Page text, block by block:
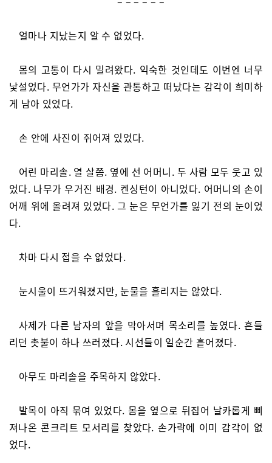
얼마나 지났는지 알 수 없었다.
몸의 고통이 다시 밀려왔다. 익숙한 것인데도 이번엔 너무
낯설었다. 무언가가 자신을 관통하고 떠났다는 감각이 희미하
게 남아 있었다.
손 안에 사진이 쥐어져 있었다.
어린 마리솔. 열 살쯤. 옆에 선 어머니. 두 사람 모두 웃고 있
었다. 나무가 우거진 배경. 켄싱턴이 아니었다. 어머니의 손이
어깨 위에 올려져 있었다. 그 눈은 무언가를 잃기 전의 눈이었
다.
차마 다시 접을 수 없었다.
눈시울이 뜨거워졌지만, 눈물을 흘리지는 않았다.
사제가 다른 남자의 앞을 막아서며 목소리를 높였다. 흔들
리던 촛불이 하나 쓰러졌다. 시선들이 일순간 흩어졌다.
아무도 마리솔을 주목하지 않았다.
발목이 아직 묶여 있었다. 몸을 옆으로 뒤집어 날카롭게 삐
져나온 콘크리트 모서리를 찾았다. 손가락에 이미 감각이 없
었다.